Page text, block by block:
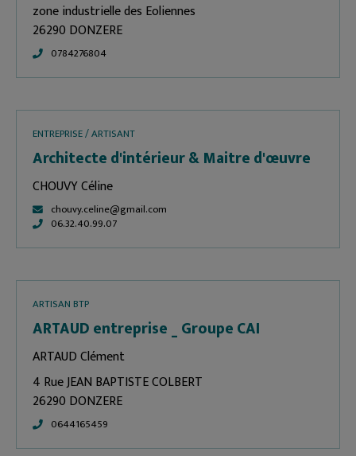
zone industrielle des Eoliennes
26290 DONZERE
0784276804
ENTREPRISE / ARTISANT
Architecte d'intérieur & Maitre d'œuvre
CHOUVY Céline
chouvy.celine@gmail.com
06.32.40.99.07
ARTISAN BTP
ARTAUD entreprise _ Groupe CAI
ARTAUD Clément
4 Rue JEAN BAPTISTE COLBERT
26290 DONZERE
0644165459